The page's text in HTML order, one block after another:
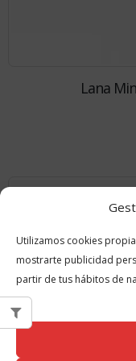
Utilizamos cookies
mostrarte publicidad
partir de tus hábitos de
Lana